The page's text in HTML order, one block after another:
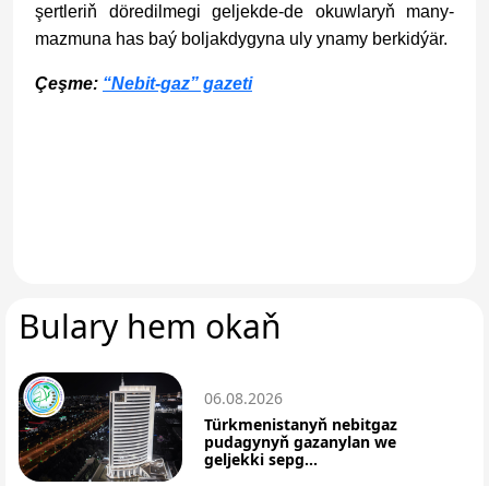
şertleriň döredilmegi geljekde-de okuwlaryň many-
mazmuna has baý boljakdygyna uly ynamy berkidýär.
Çeşme: “Nebit-gaz” gazeti
Bulary hem okaň
06.08.2026
Türkmenistanyň nebitgaz
pudagynyň gazanylan we
geljekki sepg...